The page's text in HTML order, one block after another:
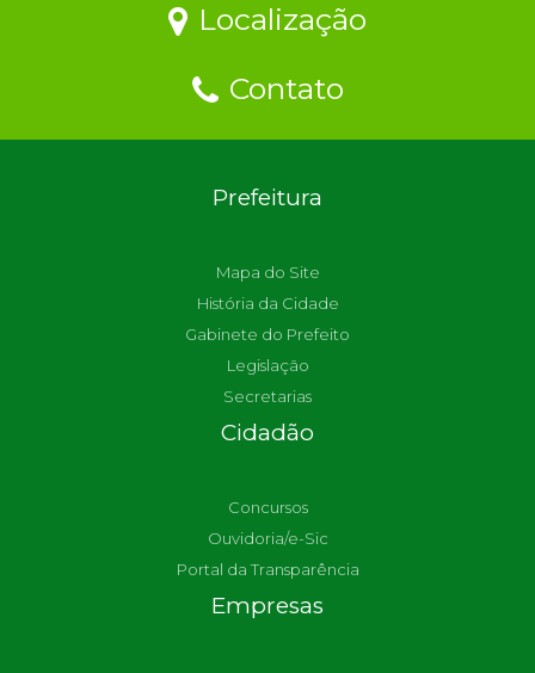
Localização
Contato
Prefeitura
Mapa do Site
História da Cidade
Gabinete do Prefeito
Legislação
Secretarias
Cidadão
Concursos
Ouvidoria/e-Sic
Portal da Transparência
Empresas